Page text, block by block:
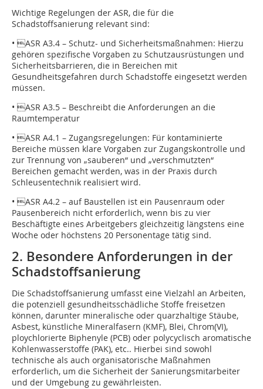
Wichtige Regelungen der ASR, die für die
Schadstoffsanierung relevant sind:
• ASR A3.4 – Schutz- und Sicherheitsmaßnahmen: Hierzu
gehören spezifische Vorgaben zu Schutzausrüstungen und
Sicherheitsbarrieren, die in Bereichen mit
Gesundheitsgefahren durch Schadstoffe eingesetzt werden
müssen.
• ASR A3.5 – Beschreibt die Anforderungen an die
Raumtemperatur
• ASR A4.1 – Zugangsregelungen: Für kontaminierte
Bereiche müssen klare Vorgaben zur ­Zugangskontrolle und
zur Trennung von „saube­ren“ und „verschmutzten“
Bereichen gemacht werden, was in der Praxis durch
Schleusentechnik realisiert wird.
• ASR A4.2 – auf Baustellen ist ein Pausenraum oder
Pausenbereich nicht erforderlich, wenn bis zu vier
Beschäftigte eines Arbeitgebers gleichzeitig längstens eine
Woche oder höchstens 20 Personentage tätig sind.
2. Besondere Anforderungen in der
Schadstoffsanierung
Die Schadstoffsanierung umfasst eine Vielzahl an Arbeiten,
die potenziell gesundheitsschädliche Stoffe freisetzen
können, darunter mineralische oder quarzhaltige Stäube,
Asbest, künstliche Mineralfasern (KMF), Blei, Chrom(VI),
ploychlorierte Biphenyle (PCB) oder polycyclisch aromatische
Kohlenwasserstoffe (PAK), etc.. Hierbei sind ­sowohl
technische als auch organisatorische ­Maßnahmen
erforderlich, um die Sicherheit der ­Sanierungsmitarbeiter
und der Umgebung zu gewährleisten.